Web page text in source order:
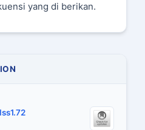
yang di berikan.